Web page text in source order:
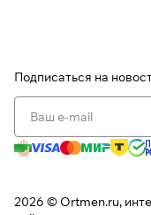
Подписаться на
2026 © Ortmen.ru,